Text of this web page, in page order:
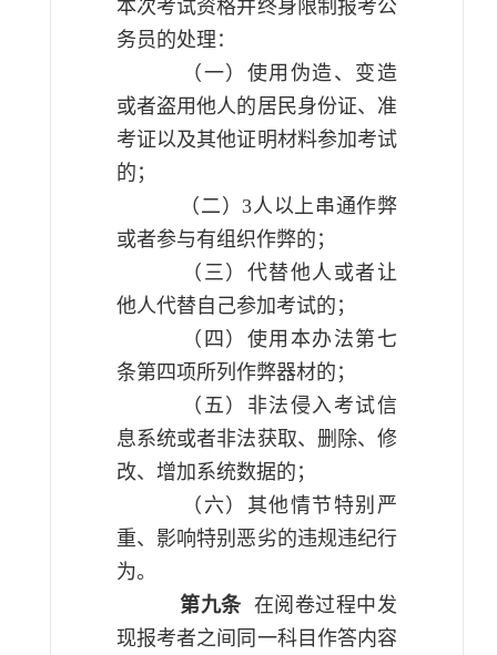
本次考试资格并终身限制报考公
务员的处理：
（一）使用伪造、变造
或者盗用他人的居民身份证、准
考证以及其他证明材料参加考试
的；
（二）3人以上串通作弊
或者参与有组织作弊的；
（三）代替他人或者让
他人代替自己参加考试的；
（四）使用本办法第七
条第四项所列作弊器材的；
（五）非法侵入考试信
息系统或者非法获取、删除、修
改、增加系统数据的；
（六）其他情节特别严
重、影响特别恶劣的违规违纪行
为。
第九条 在阅卷过程中发
现报考者之间同一科目作答内容